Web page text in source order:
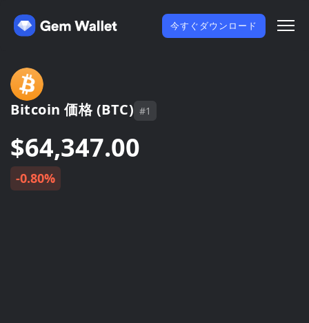
今すぐダウンロード
Bitcoin 価格 (BTC) #1
$64,347.00
-0.80%